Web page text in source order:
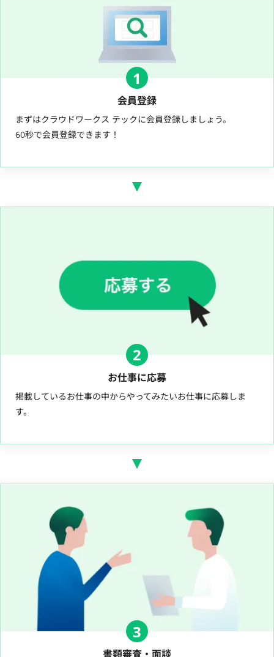
1
会員登録
まずはクラウドワークス テックに会員登録しましょう。
60秒で会員登録できます！
2
お仕事に応募
掲載しているお仕事の中からやってみたいお仕事に応募しま
す。
3
書類審査・面談